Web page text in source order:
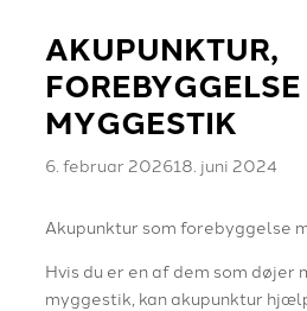
AKUPUNKTUR,
MYGGESTIK
6. februar 202618. juni 2024
Akupunktur som forebyggelse
Hvis du er en af dem som døjer
myggestik, kan akupunktur